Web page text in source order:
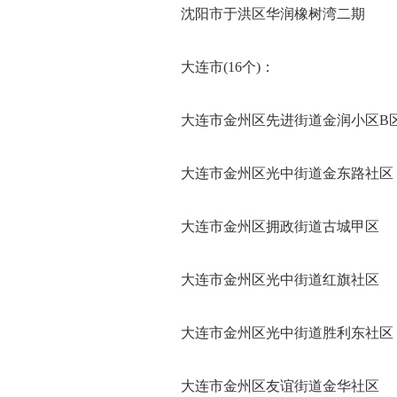
沈阳市于洪区华润橡树湾二期
大连市(16个)：
大连市金州区先进街道金润小区B
大连市金州区光中街道金东路社区
大连市金州区拥政街道古城甲区
大连市金州区光中街道红旗社区
大连市金州区光中街道胜利东社区
大连市金州区友谊街道金华社区